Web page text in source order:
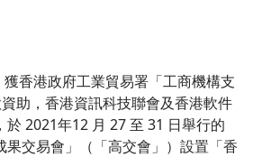
獲香港政府工業貿易署「工商機構支
助，香港資訊科技聯會及香港軟件
2021年12 月 27 至 31 日舉行的
果交易會」（「高交會」）設置「香